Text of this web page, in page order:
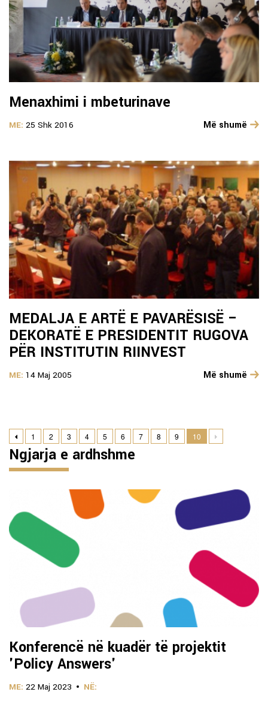
Menaxhimi i mbeturinave
ME: 25 Shk 2016 Më shumë
MEDALJA E ARTË E PAVARËSISË –
DEKORATË E PRESIDENTIT RUGOVA
PËR INSTITUTIN RIINVEST
ME: 14 Maj 2005 Më shumë
1 2 3 4 5 6 7 8 9 10
Ngjarja e ardhshme
Konferencë në kuadër të projektit
'Policy Answers'
ME: 22 Maj 2023 NË: